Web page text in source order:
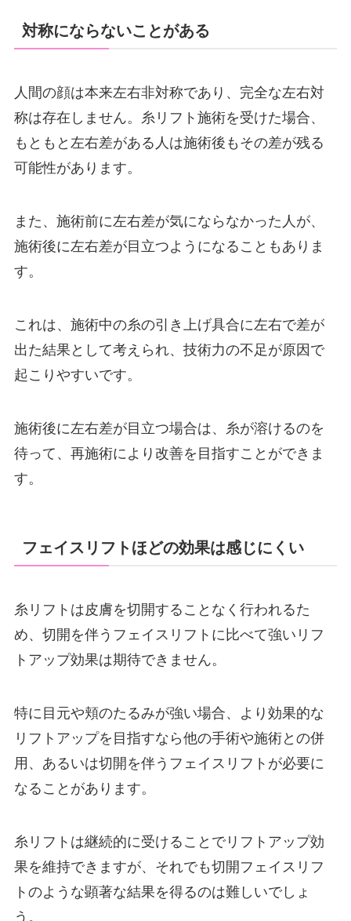
対称にならないことがある
人間の顔は本来左右非対称であり、完全な左右対
称は存在しません。糸リフト施術を受けた場合、
もともと左右差がある人は施術後もその差が残る
可能性があります。
また、施術前に左右差が気にならなかった人が、
施術後に左右差が目立つようになることもありま
す。
これは、施術中の糸の引き上げ具合に左右で差が
出た結果として考えられ、技術力の不足が原因で
起こりやすいです。
施術後に左右差が目立つ場合は、糸が溶けるのを
待って、再施術により改善を目指すことができま
す。
フェイスリフトほどの効果は感じにくい
糸リフトは皮膚を切開することなく行われるた
め、切開を伴うフェイスリフトに比べて強いリフ
トアップ効果は期待できません。
特に目元や頬のたるみが強い場合、より効果的な
リフトアップを目指すなら他の手術や施術との併
用、あるいは切開を伴うフェイスリフトが必要に
なることがあります。
糸リフトは継続的に受けることでリフトアップ効
果を維持できますが、それでも切開フェイスリフ
トのような顕著な結果を得るのは難しいでしょ
う。